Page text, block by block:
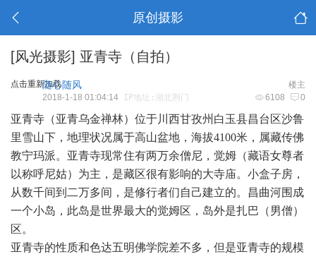
原创摄影
[风光摄影] 亚青寺（自拍）
点击重新加载 楼主
随心随风
6108 0
2018-1-18 01:04:14 IP地址:湖北荆门
亚青寺（亚青乌金禅林）位于川西甘孜州白玉县昌台区沙鲁
里雪山下，地理状况属于高山盆地，海拔4100米，属藏传佛
教宁玛派。亚青寺现常住有两万余僧尼，觉姆（藏语女尊者
以称呼尼姑）为主，是藏区很有影响的大寺庙。小盒子房，
从数千间到二万多间，是修行者们自己建立的。昌曲河围成
一个小岛，此岛是世界最大的觉姆区，岛外是扎巴（男僧）
区。
亚青寺的性质和色达五明佛学院差不多，但是亚青寺的规模